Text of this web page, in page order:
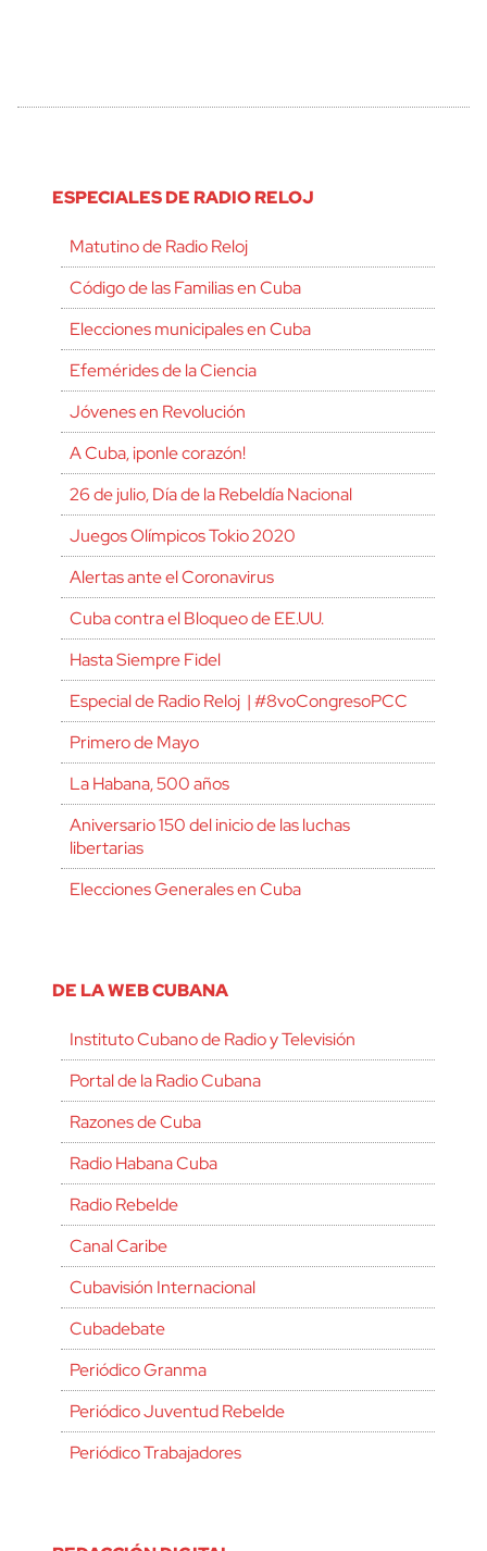
ESPECIALES DE RADIO RELOJ
Matutino de Radio Reloj
Código de las Familias en Cuba
Elecciones municipales en Cuba
Efemérides de la Ciencia
Jóvenes en Revolución
A Cuba, ¡ponle corazón!
26 de julio, Día de la Rebeldía Nacional
Juegos Olímpicos Tokio 2020
Alertas ante el Coronavirus
Cuba contra el Bloqueo de EE.UU.
Hasta Siempre Fidel
Especial de Radio Reloj | #8voCongresoPCC
Primero de Mayo
La Habana, 500 años
Aniversario 150 del inicio de las luchas
libertarias
Elecciones Generales en Cuba
DE LA WEB CUBANA
Instituto Cubano de Radio y Televisión
Portal de la Radio Cubana
Razones de Cuba
Radio Habana Cuba
Radio Rebelde
Canal Caribe
Cubavisión Internacional
Cubadebate
Periódico Granma
Periódico Juventud Rebelde
Periódico Trabajadores